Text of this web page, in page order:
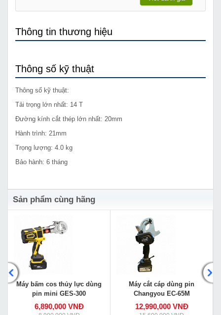
Thông tin thương hiệu
Thông số kỹ thuật
Thông số kỹ thuật:
Tải trọng lớn nhất: 14 T
Đường kính cắt thép lớn nhất: 20mm
Hành trình: 21mm
Trọng lượng: 4.0 kg
Bảo hành: 6 tháng
Sản phẩm cùng hãng
Máy bấm cos thủy lực dùng
pin mini GES-300
6,890,000 VNĐ
Máy cắt cáp dùng pin
Changyou EC-65M
12,990,000 VNĐ